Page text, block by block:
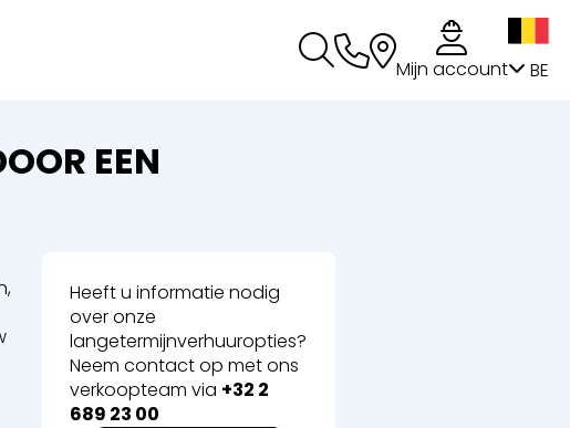
Mijn account BE
EEN
Heeft u informatie nodig
over onze
langetermijnverhuuropties?
Neem contact op met ons
verkoopteam via +32 2
689 23 00